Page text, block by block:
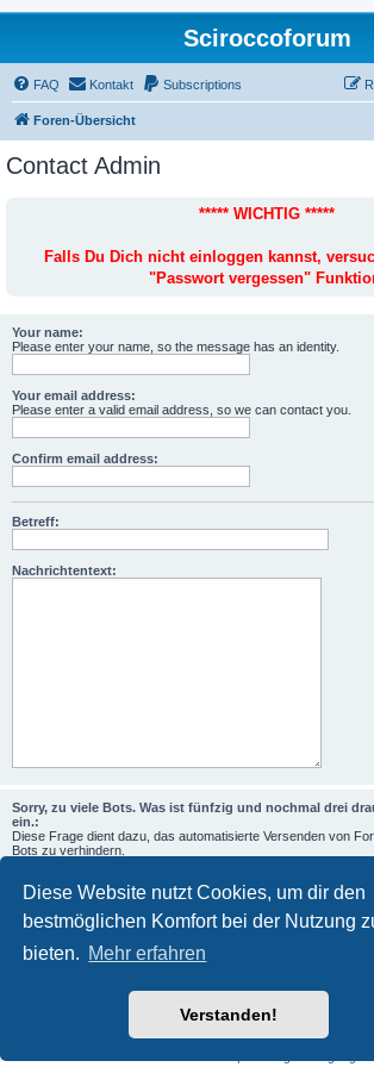
Diese Website nutzt Cookies, um dir den
bestmöglichen Komfort bei der Nutzung
bieten. Mehr erfahren
Verstanden!
Sciroccoforum
FAQ Kontakt Subscriptions
Foren-Übersicht
Contact Admin
***** WICHTIG *****
Falls Du Dich nicht einloggen kannst,
"Passwort vergessen"
Your name:
Please enter your name, so the message has an identity.
Your email address:
Please enter a valid email address, so we can contact you.
Confirm email address:
Betreff:
Nachrichtentext:
Sorry, zu viele Bots. Was ist fünfzig und nochmal drei
ein.:
Diese Frage dient dazu, das automatisierte Versenden von
Bots zu verhindern.
Powered byphpBB® Forum Software © phpBB
phpBB.de